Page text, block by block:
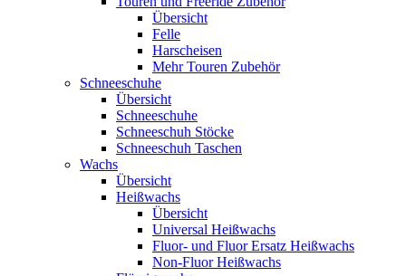
Übersicht
Felle
Harscheisen
Mehr Touren Zubehör
Schneeschuhe
Übersicht
Schneeschuhe
Schneeschuh Stöcke
Schneeschuh Taschen
Wachs
Übersicht
Heißwachs
Übersicht
Universal Heißwachs
Fluor- und Fluor Ersatz Heißwachs
Non-Fluor Heißwachs